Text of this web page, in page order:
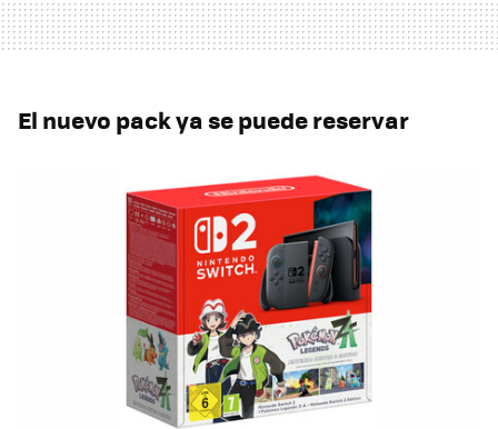
El nuevo pack ya se puede reservar